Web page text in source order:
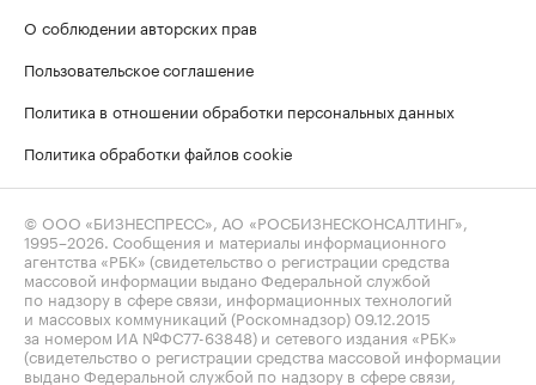
О соблюдении авторских прав
Пользовательское соглашение
Политика в отношении обработки персональных данных
Политика обработки файлов cookie
© ООО «БИЗНЕСПРЕСС», АО «РОСБИЗНЕСКОНСАЛТИНГ»,
1995–2026 . Сообщения и материалы информационного
агентства «РБК» (свидетельство о регистрации средства
массовой информации выдано Федеральной службой
по надзору в сфере связи, информационных технологий
и массовых коммуникаций (Роскомнадзор) 09.12.2015
за номером ИА №ФС77-63848) и сетевого издания «РБК»
(свидетельство о регистрации средства массовой информации
выдано Федеральной службой по надзору в сфере связи,